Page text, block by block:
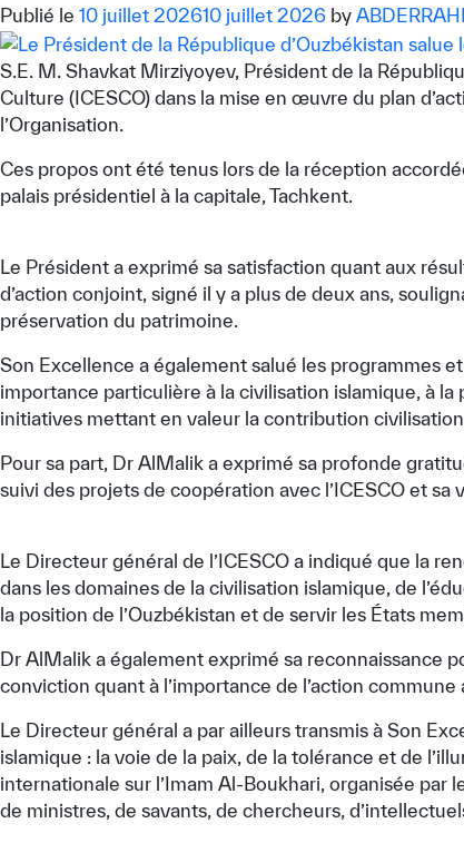
Publié le 10 juillet 202610 juillet 2026 by
S.E. M. Shavkat Mirziyoyev, Président de la
Culture (ICESCO) dans la mise en œuvre du plan
l’Organisation.
Ces propos ont été tenus lors de la réception
palais présidentiel à la capitale, Tachkent.
Le Président a exprimé sa satisfaction quant aux
d’action conjoint, signé il y a plus de deux ans,
préservation du patrimoine.
Son Excellence a également salué les programmes
importance particulière à la civilisation islamique, à
initiatives mettant en valeur la contribution
Pour sa part, Dr AlMalik a exprimé sa profonde
suivi des projets de coopération avec l’ICESCO et
Le Directeur général de l’ICESCO a indiqué que la
dans les domaines de la civilisation islamique, de
la position de l’Ouzbékistan et de servir les États
Dr AlMalik a également exprimé sa reconnaissance
conviction quant à l’importance de l’action
Le Directeur général a par ailleurs transmis à Son
islamique : la voie de la paix, de la tolérance et de
internationale sur l’Imam Al-Boukhari, organisée par
de ministres, de savants, de chercheurs,